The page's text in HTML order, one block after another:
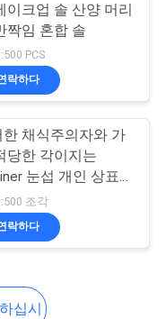
집
이크업 솔 산양 머리
짝임 혼합 솔
PCS
락하다
한 채식주의자와 가
당한 각이지는
눈섭 개인 상표
업 솔은 해방합니
조각
락하다
십시